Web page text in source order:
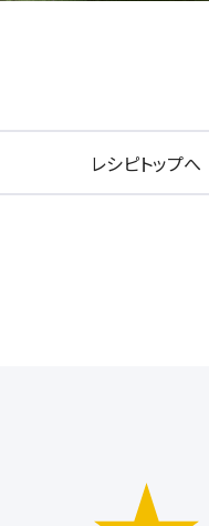
レシピトップへ